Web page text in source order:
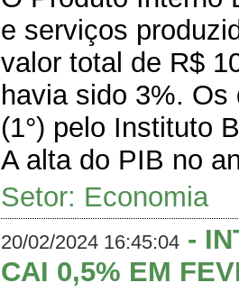
e serviços
valor total de R$
havia sido 3%.
(1°) pelo Instituto
A alta do PIB no
Setor: Economia
20/02/2024 16:45:04 -
CAI 0,5% EM